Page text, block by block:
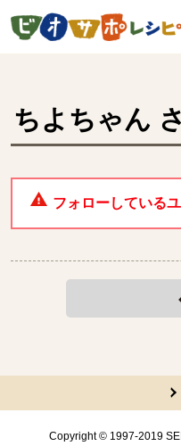
ページの先頭です。
ちよちゃん
フォローしている
ここから共通フッターメニュ
Copyright © 1997-2019